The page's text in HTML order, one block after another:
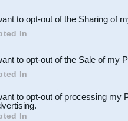
Participants
parties.
to opt-out of the Sharing of
In
to opt-out of the Sale of my
In
to opt-out of processing my
In